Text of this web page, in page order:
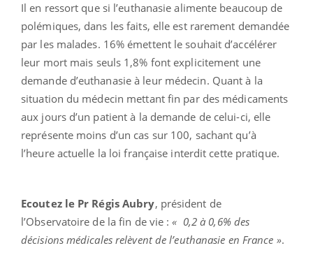
Il en ressort que si l’euthanasie alimente beaucoup de
polémiques, dans les faits, elle est rarement demandée
par les malades. 16% émettent le souhait d’accélérer
leur mort mais seuls 1,8% font explicitement une
demande d’euthanasie à leur médecin. Quant à la
situation du médecin mettant fin par des médicaments
aux jours d’un patient à la demande de celui-ci, elle
représente moins d’un cas sur 100, sachant qu’à
l’heure actuelle la loi française interdit cette pratique.
Ecoutez le Pr Régis Aubry, président de
l’Observatoire de la fin de vie :« 0,2 à 0,6% des
décisions médicales relèvent de l’euthanasie en France ».